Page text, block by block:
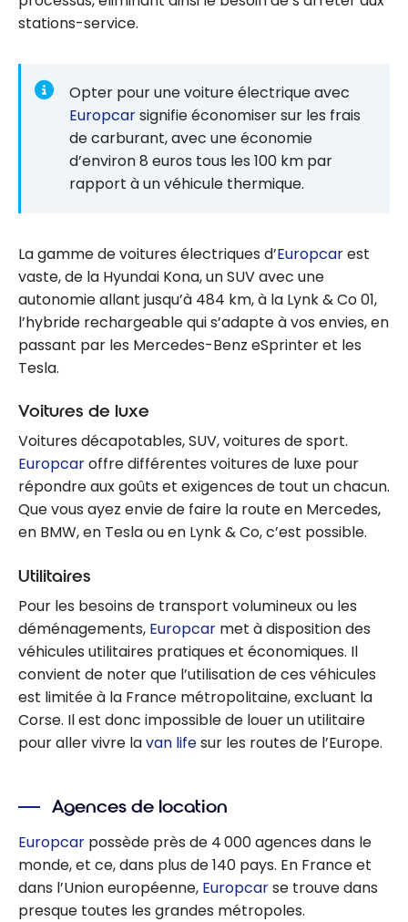
stations-service.
Opter pour une voiture électrique avec
Europcarsignifie économiser sur les frais
de carburant, avec une économie
d’environ 8 euros tous les 100 km par
rapport à un véhicule thermique.
La gamme de voitures électriques d’Europcarest
vaste, de la Hyundai Kona, un SUV avec une
autonomie allant jusqu’à 484 km, à la Lynk & Co 01,
l’hybride rechargeable qui s’adapte à vos envies, en
passant par les Mercedes-Benz eSprinter et les
Tesla.
Voitures de luxe
Voitures décapotables, SUV, voitures de sport.
Europcaroffre différentes voitures de luxe pour
répondre aux goûts et exigences de tout un chacun.
Que vous ayez envie de faire la route en Mercedes,
en BMW, en Tesla ou en Lynk & Co, c’est possible.
Utilitaires
Pour les besoins de transport volumineux ou les
déménagements, Europcar met à disposition des
véhicules utilitaires pratiques et économiques. Il
convient de noter que l’utilisation de ces véhicules
est limitée à la France métropolitaine, excluant la
Corse. Il est donc impossible de louer un utilitaire
pour aller vivre lavan lifesur les routes de l’Europe.
Agences de location
Europcar possède près de 4 000 agences dans le
monde, et ce, dans plus de 140 pays. En France et
dans l’Union européenne, Europcarse trouve dans
presque toutes les grandes métropoles.